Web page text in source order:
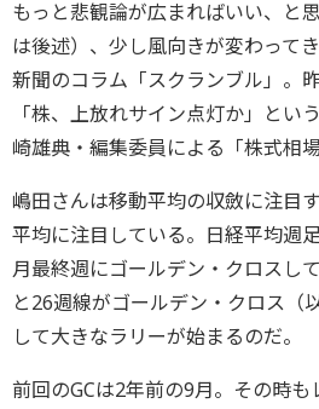
もっと悲観論が広まればいい、と
は後述）、少し風向きが変わって
新聞のコラム「スクランブル」。
「株、上放れサイン点灯か」とい
崎雄典・編集委員による「株式相
嶋田さんは移動平均の収斂に注目
平均に注目している。日経平均週
月最終週にゴールデン・クロスし
と26週線がゴールデン・クロス（
して大きなラリーが始まるのだ。
前回のGCは2年前の9月。その時